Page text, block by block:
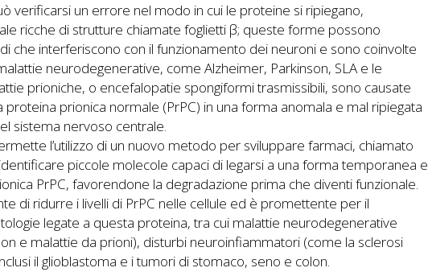
verificarsi un errore nel modo in cui le proteine si ripiegano,
ricche di strutture chiamate foglietti β; queste forme possono
che interferiscono con il funzionamento dei neuroni e sono coinvolte
neurodegenerative, come Alzheimer, Parkinson, SLA e le
prioniche, o encefalopatie spongiformi trasmissibili, sono causate
prionica normale (PrPC) in una forma anomala e mal ripiegata
sistema nervoso centrale.
l’utilizzo di un nuovo metodo per sviluppare farmaci, chiamato
piccole molecole capaci di legarsi a una forma temporanea e
PrPC, favorendone la degradazione prima che diventi funzionale.
di ridurre i livelli di PrPC nelle cellule ed è promettente per il
legate a questa proteina, tra cui malattie neurodegenerative
e malattie da prioni), disturbi neuroinfiammatori (come la sclerosi
il glioblastoma e i tumori di stomaco, seno e colon.